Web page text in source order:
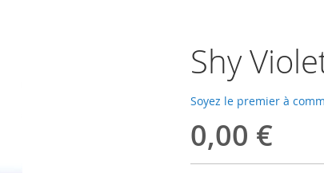
Shy
Soyez le premier à
0,00 €